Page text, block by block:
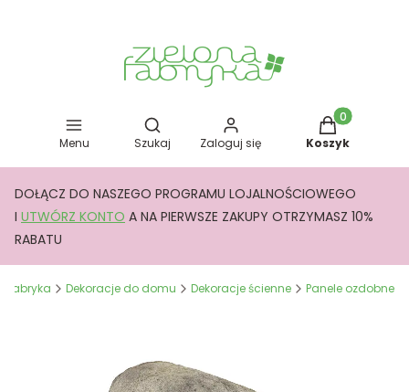
Menu
Otwórz wyszukiwarkę
Szukaj Zaloguj się
Produkty w
Koszyk
DOŁĄCZ DO NASZEGO PROGRAMU LOJALNOŚCIOWEGO
I UTWÓRZ KONTO A NA PIERWSZE ZAKUPY OTRZYMASZ 10%
RABATU
Fabryka Dekoracje do domu Dekoracje ścienne Panele ozdobne